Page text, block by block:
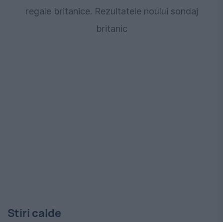
regale britanice. Rezultatele noului sondaj
britanic
Stiri calde